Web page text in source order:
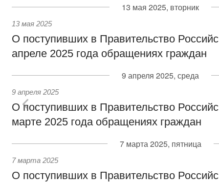
13 мая 2025, вторник
13 мая 2025
О поступивших в Правительство
апреле 2025 года обращениях граждан
9 апреля 2025, среда
9 апреля 2025
О поступивших в Правительство
марте 2025 года обращениях граждан
7 марта 2025, пятница
7 марта 2025
О поступивших в Правительство